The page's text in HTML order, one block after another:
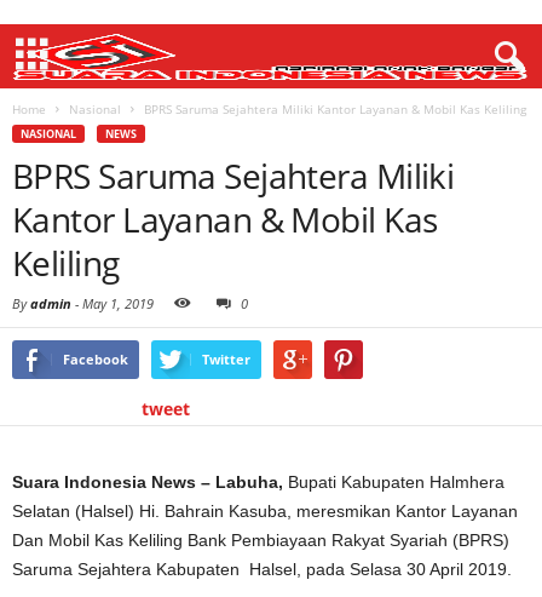
Home Nasional BPRS Saruma Sejahtera Miliki Kantor Layanan & Mobil Kas Keliling
NASIONAL NEWS
BPRS Saruma Sejahtera Miliki
Kantor Layanan & Mobil Kas
Keliling
Byadmin - May 1, 2019 0
Facebook Twitter
tweet
Suara Indonesia News – Labuha, Bupati Kabupaten Halmhera
Selatan (Halsel) Hi. Bahrain Kasuba, meresmikan Kantor Layanan
Dan Mobil Kas Keliling Bank Pembiayaan Rakyat Syariah (BPRS)
Saruma Sejahtera Kabupaten Halsel, pada Selasa 30 April 2019.